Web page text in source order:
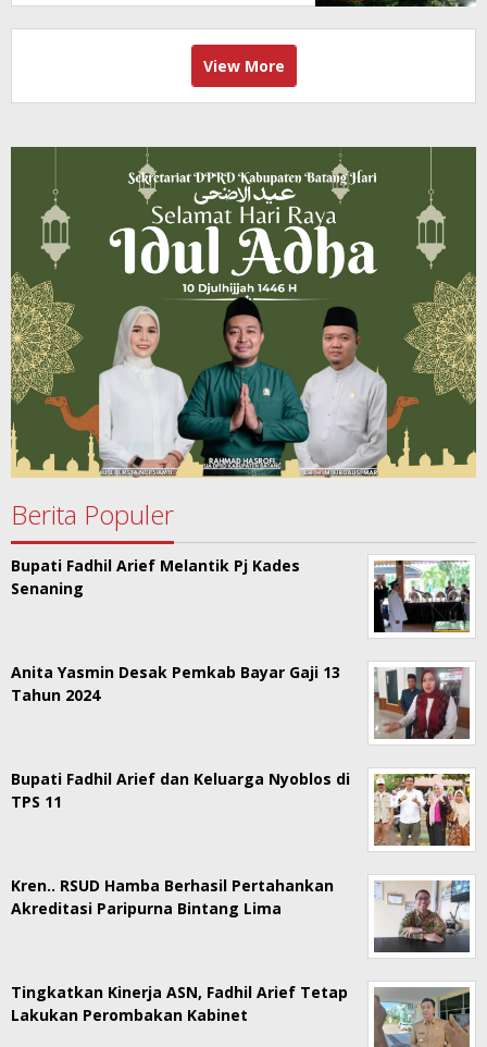
View More
Berita Populer
Bupati Fadhil Arief Melantik Pj Kades
Senaning
Anita Yasmin Desak Pemkab Bayar Gaji 13
Tahun 2024
Bupati Fadhil Arief dan Keluarga Nyoblos di
TPS 11
Kren.. RSUD Hamba Berhasil Pertahankan
Akreditasi Paripurna Bintang Lima
Tingkatkan Kinerja ASN, Fadhil Arief Tetap
Lakukan Perombakan Kabinet